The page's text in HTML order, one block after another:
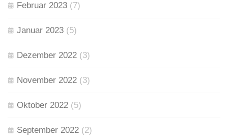
Februar 2023 (7)
Januar 2023 (5)
Dezember 2022 (3)
November 2022 (3)
Oktober 2022 (5)
September 2022 (2)